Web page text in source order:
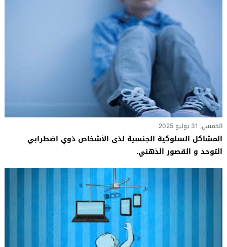
الخميس, 31 يوليو 2025
المشاكل السلوكية الجنسية لذى الأشخاص ذوي اضطرابي
التوحد و القصور الذهني.